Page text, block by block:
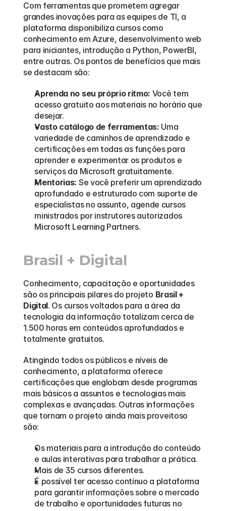
Com ferramentas que prometem agregar
grandes inovações para as equipes de TI, a
plataforma disponibiliza cursos como
conhecimento em Azure, desenvolvimento web
para iniciantes, introdução a Python, PowerBI,
entre outras. Os pontos de benefícios que mais
se destacam são:
Aprenda no seu próprio ritmo: Você tem
acesso gratuito aos materiais no horário que
desejar.
Vasto catálogo de ferramentas: Uma
variedade de caminhos de aprendizado e
certificações em todas as funções para
aprender e experimentar os produtos e
serviços da Microsoft gratuitamente.
Mentorias: Se você preferir um aprendizado
aprofundado e estruturado com suporte de
especialistas no assunto, agende cursos
ministrados por instrutores autorizados
Microsoft Learning Partners.
Brasil + Digital
Conhecimento, capacitação e oportunidades
são os principais pilares do projeto Brasil +
Digital. Os cursos voltados para a área da
tecnologia da informação totalizam cerca de
1.500 horas em conteúdos aprofundados e
totalmente gratuitos.
Atingindo todos os públicos e níveis de
conhecimento, a plataforma oferece
certificações que englobam desde programas
mais básicos a assuntos e tecnologias mais
complexas e avançadas. Outras informações
que tornam o projeto ainda mais proveitoso
são:
Os materiais para a introdução do conteúdo
e aulas interativas para trabalhar a prática.
Mais de 35 cursos diferentes.
É possível ter acesso contínuo a plataforma
para garantir informações sobre o mercado
de trabalho e oportunidades futuras no